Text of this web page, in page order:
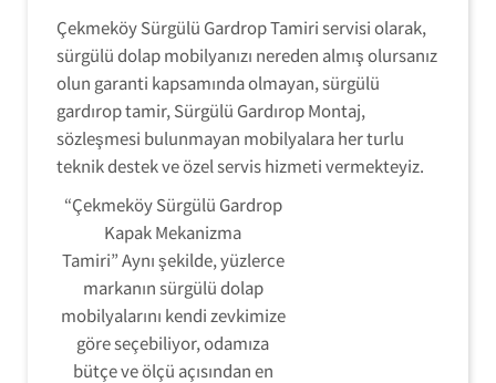
Çekmeköy Sürgülü Gardrop Tamiri servisi olarak,
sürgülü dolap mobilyanızı nereden almış olursanız
olun garanti kapsamında olmayan, sürgülü
gardırop tamir, Sürgülü Gardırop Montaj,
sözleşmesi bulunmayan mobilyalara her turlu
teknik destek ve özel servis hizmeti vermekteyiz.
“Çekmeköy Sürgülü Gardrop
Kapak Mekanizma
Tamiri” Aynı şekilde, yüzlerce
markanın sürgülü dolap
mobilyalarını kendi zevkimize
göre seçebiliyor, odamıza
bütçe ve ölçü açısından en